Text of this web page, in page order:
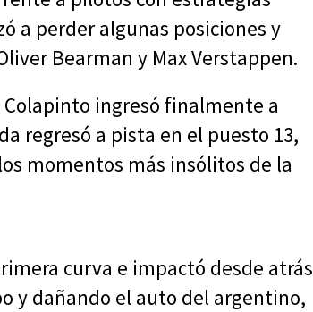
a perder algunas posiciones y
Bearman y Max Verstappen.
Colapinto ingresó finalmente a
regresó a pista en el puesto 13,
momentos más insólitos de la
curva e impactó desde atrás
y dañando el auto del argentino,